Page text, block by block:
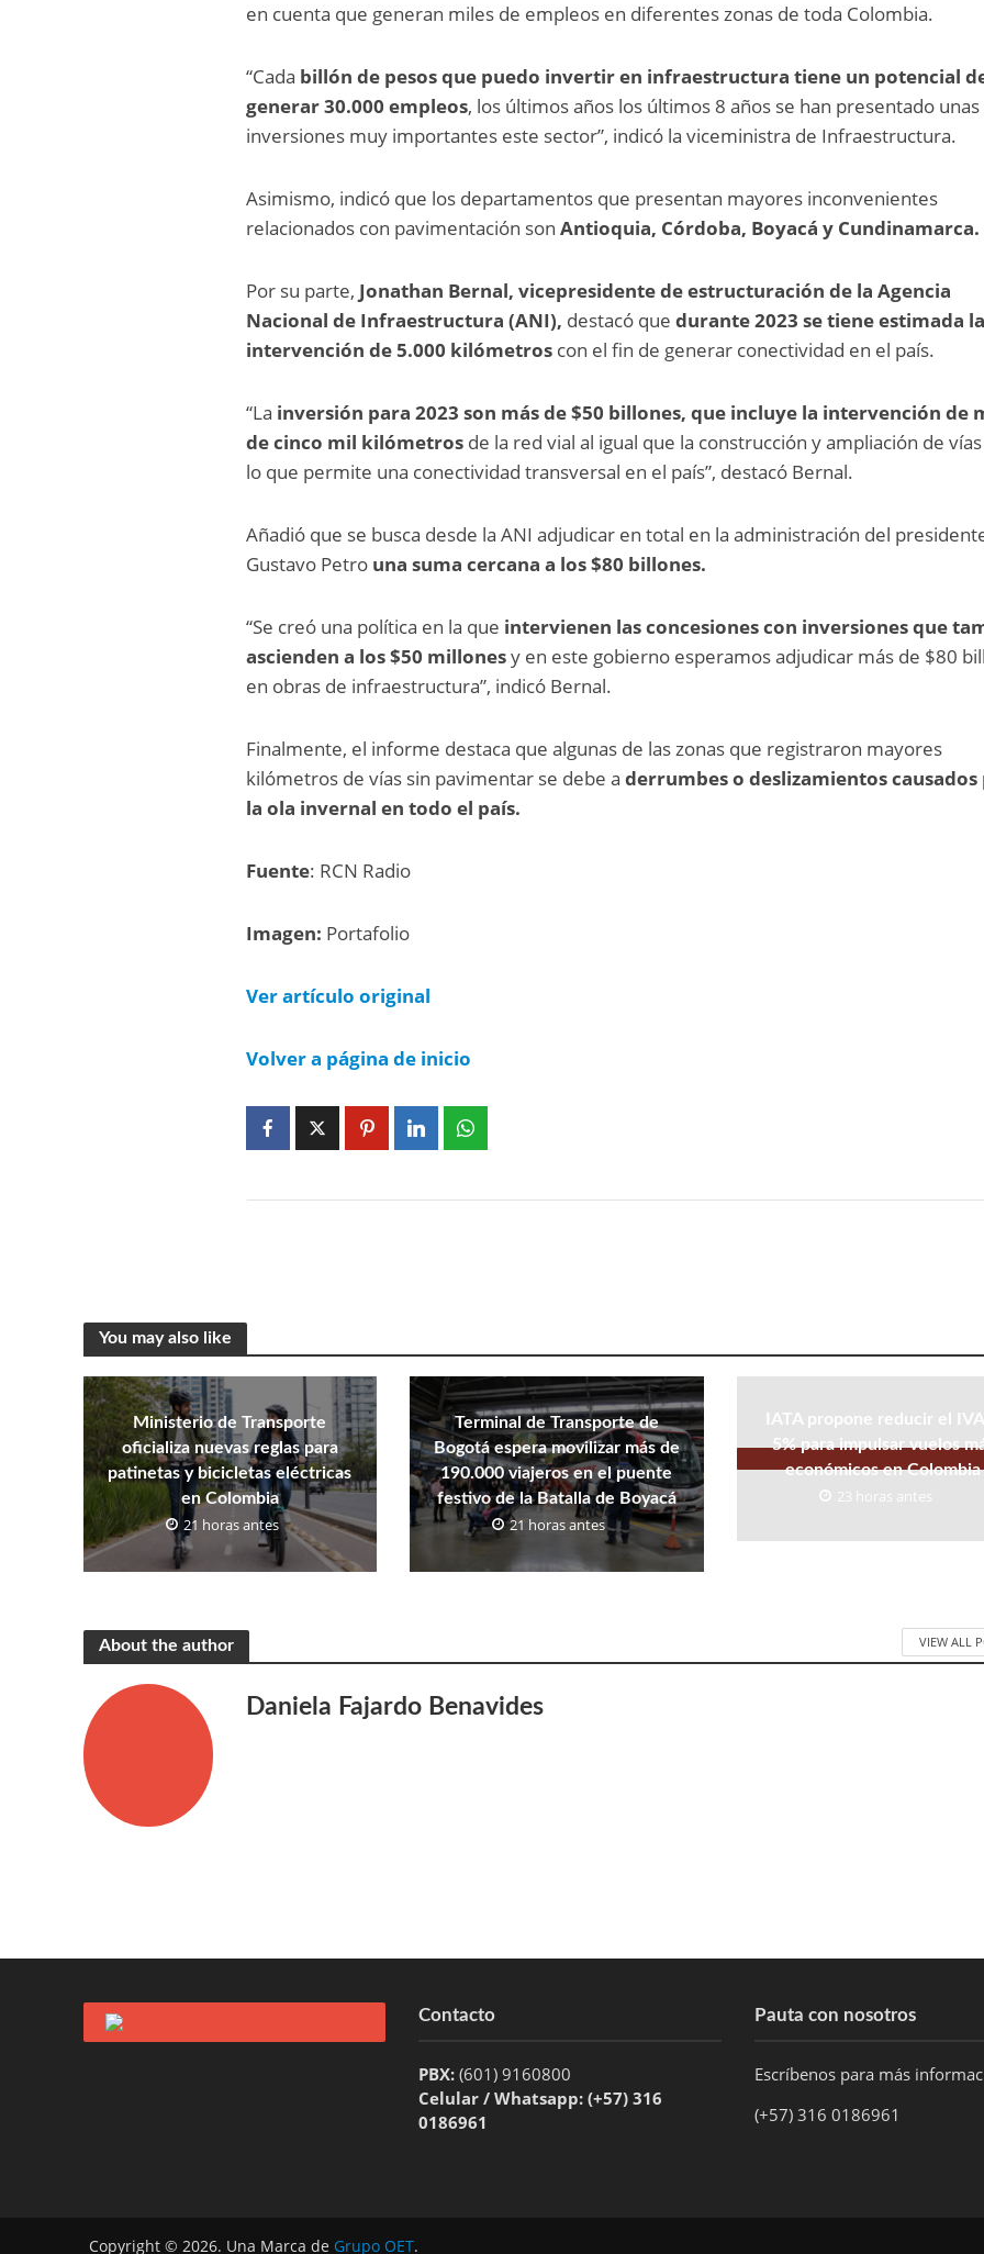
en cuenta que generan miles de empleos en diferentes zonas de toda Colombia.
“Cada billón de pesos que puedo invertir en infraestructura tiene un potencial
generar 30.000 empleos, los últimos años los últimos 8 años se han presentado unas
inversiones muy importantes este sector”, indicó la viceministra de Infraestructura.
Asimismo, indicó que los departamentos que presentan mayores inconvenientes
relacionados con pavimentación sonAntioquia, Córdoba, Boyacá y Cundinamarca.
Por su parte, Jonathan Bernal, vicepresidente de estructuración de la Agencia
Nacional de Infraestructura (ANI), destacó quedurante 2023 se tiene estimada
intervención de 5.000 kilómetros con el fin de generar conectividad en el país.
“La inversión para 2023 son más de $50 billones, que incluye la intervención de
de cinco mil kilómetros de la red vial al igual que la construcción y ampliación de
lo que permite una conectividad transversal en el país”, destacó Bernal.
Añadió que se busca desde la ANI adjudicar en total en la administración del
Gustavo Petro una suma cercana a los $80 billones.
“Se creó una política en la que intervienen las concesiones con inversiones que
ascienden a los $50 millonesy en este gobierno esperamos adjudicar más de $80
en obras de infraestructura”, indicó Bernal.
Finalmente, el informe destaca que algunas de las zonas que registraron mayores
kilómetros de vías sin pavimentar se debe aderrumbes o deslizamientos
la ola invernal en todo el país.
Fuente: RCN Radio
Imagen: Portafolio
Ver artículo original
Volver a página de inicio
You may also like
Ministerio de Transporte
oficializa nuevas reglas para
patinetas y bicicletas eléctricas
en Colombia
21 horas antes
Terminal de Transporte de
Bogotá espera movilizar más de
190.000 viajeros en el puente
festivo de la Batalla de Boyacá
21 horas antes
IATA propone reducir el
5% para impulsar vuelos
económicos en Colombia
23 horas antes
About the author VIEW ALL
Daniela Fajardo Benavides
Contacto
PBX: (601) 9160800
Celular / Whatsapp: (+57) 316
0186961
Pauta con nosotros
Escríbenos para más
(+57) 316 0186961
Copyright © 2026. Una Marca de Grupo OET.